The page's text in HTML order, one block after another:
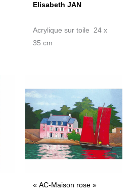
Elisabeth JAN
Acrylique sur toile 24 x
35 cm
« AC-Maison rose »